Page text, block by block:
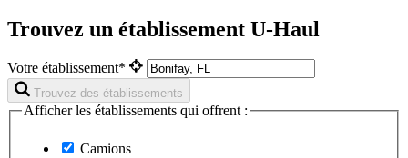
Trouvez un établissement U-Haul
Votre établissement*
Trouvez des établissements
Afficher les établissements qui offrent :
Camions